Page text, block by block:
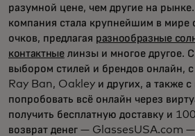
разумной цене, чем другие на рынке.
компания стала крупнейшим в мире
очков, предлагая разнообразные
контактныелинзы и многое другое.
выбором стилей и брендов онлайн,
Ray Ban, Oakley и других, а также
попробовать всё онлайн через
получить бесплатную доставку и
возврат денег — GlassesUSA.com